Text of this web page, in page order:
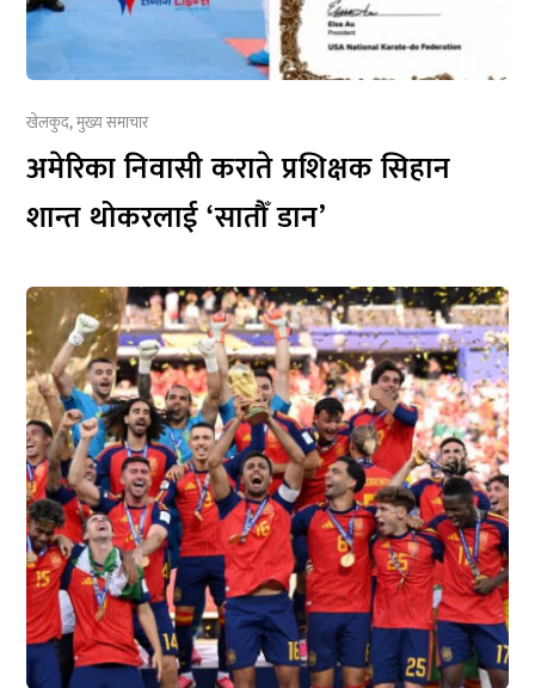
खेलकुद,मुख्य समाचार
अमेरिका निवासी कराते प्रशिक्षक सिहान
शान्त थोकरलाई ‘सातौँ डान’